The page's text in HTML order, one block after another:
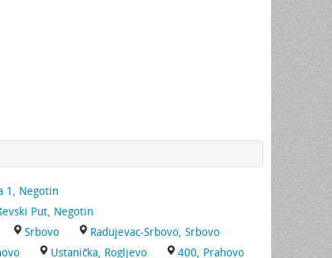
1, Negotin
Put, Negotin
Srbovo
Radujevac-Srbovo, Srbovo
Ustanička, Rogljevo 400, Prahovo